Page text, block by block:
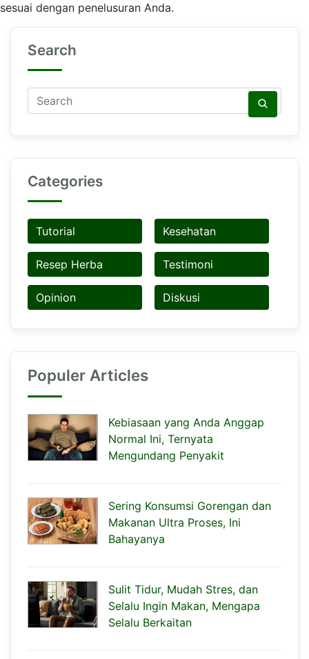
sesuai dengan penelusuran Anda.
Search
Categories
Tutorial Kesehatan
Resep Herba Testimoni
Opinion Diskusi
Populer Articles
Kebiasaan yang Anda Anggap
Normal Ini, Ternyata
Mengundang Penyakit
Sering Konsumsi Gorengan dan
Makanan Ultra Proses, Ini
Bahayanya
Sulit Tidur, Mudah Stres, dan
Selalu Ingin Makan, Mengapa
Selalu Berkaitan